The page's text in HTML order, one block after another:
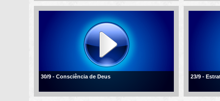
30/9 - Consciência de Deus 23/9 -